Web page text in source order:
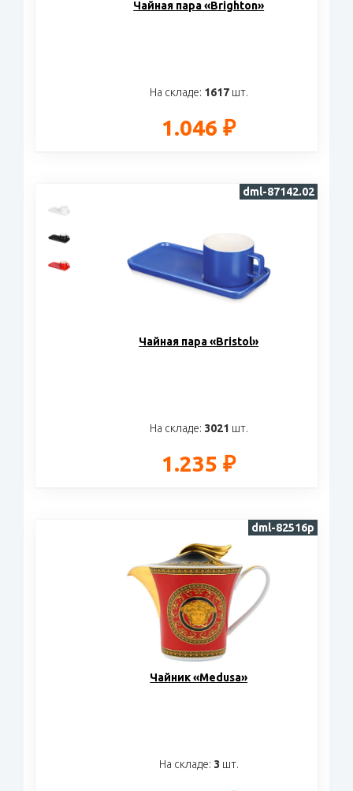
Чайная пара «Brighton»
На складе: 1617шт.
1.046 ₽
Чайная пара «Bristol»
На складе: 3021 шт.
1.235 ₽
dml-87142.02
Чайник «Medusa»
На складе: 3 шт.
dml-82516p